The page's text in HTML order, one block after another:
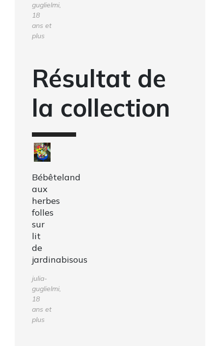
guglielmi,
18
ans et
plus
Résultat de
la collection
Bébêteland
aux
herbes
folles
sur
lit
de
jardinabisous
julia-
guglielmi,
18
ans et
plus